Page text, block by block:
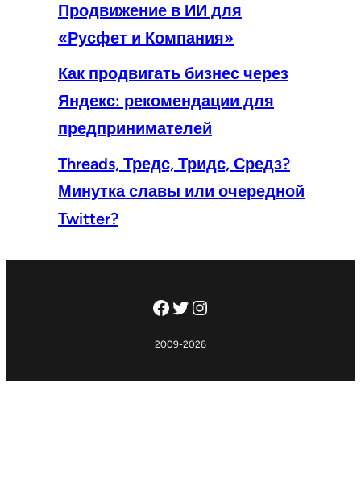
Продвижение в ИИ для
«Русфет и Компания»
Как продвигать бизнес через
Яндекс: рекомендации для
предпринимателей
Threads, Тредс, Тридс, Средз?
Минутка славы или очередной
Twitter?
Facebook
Twitter
Instagram
2009-2026